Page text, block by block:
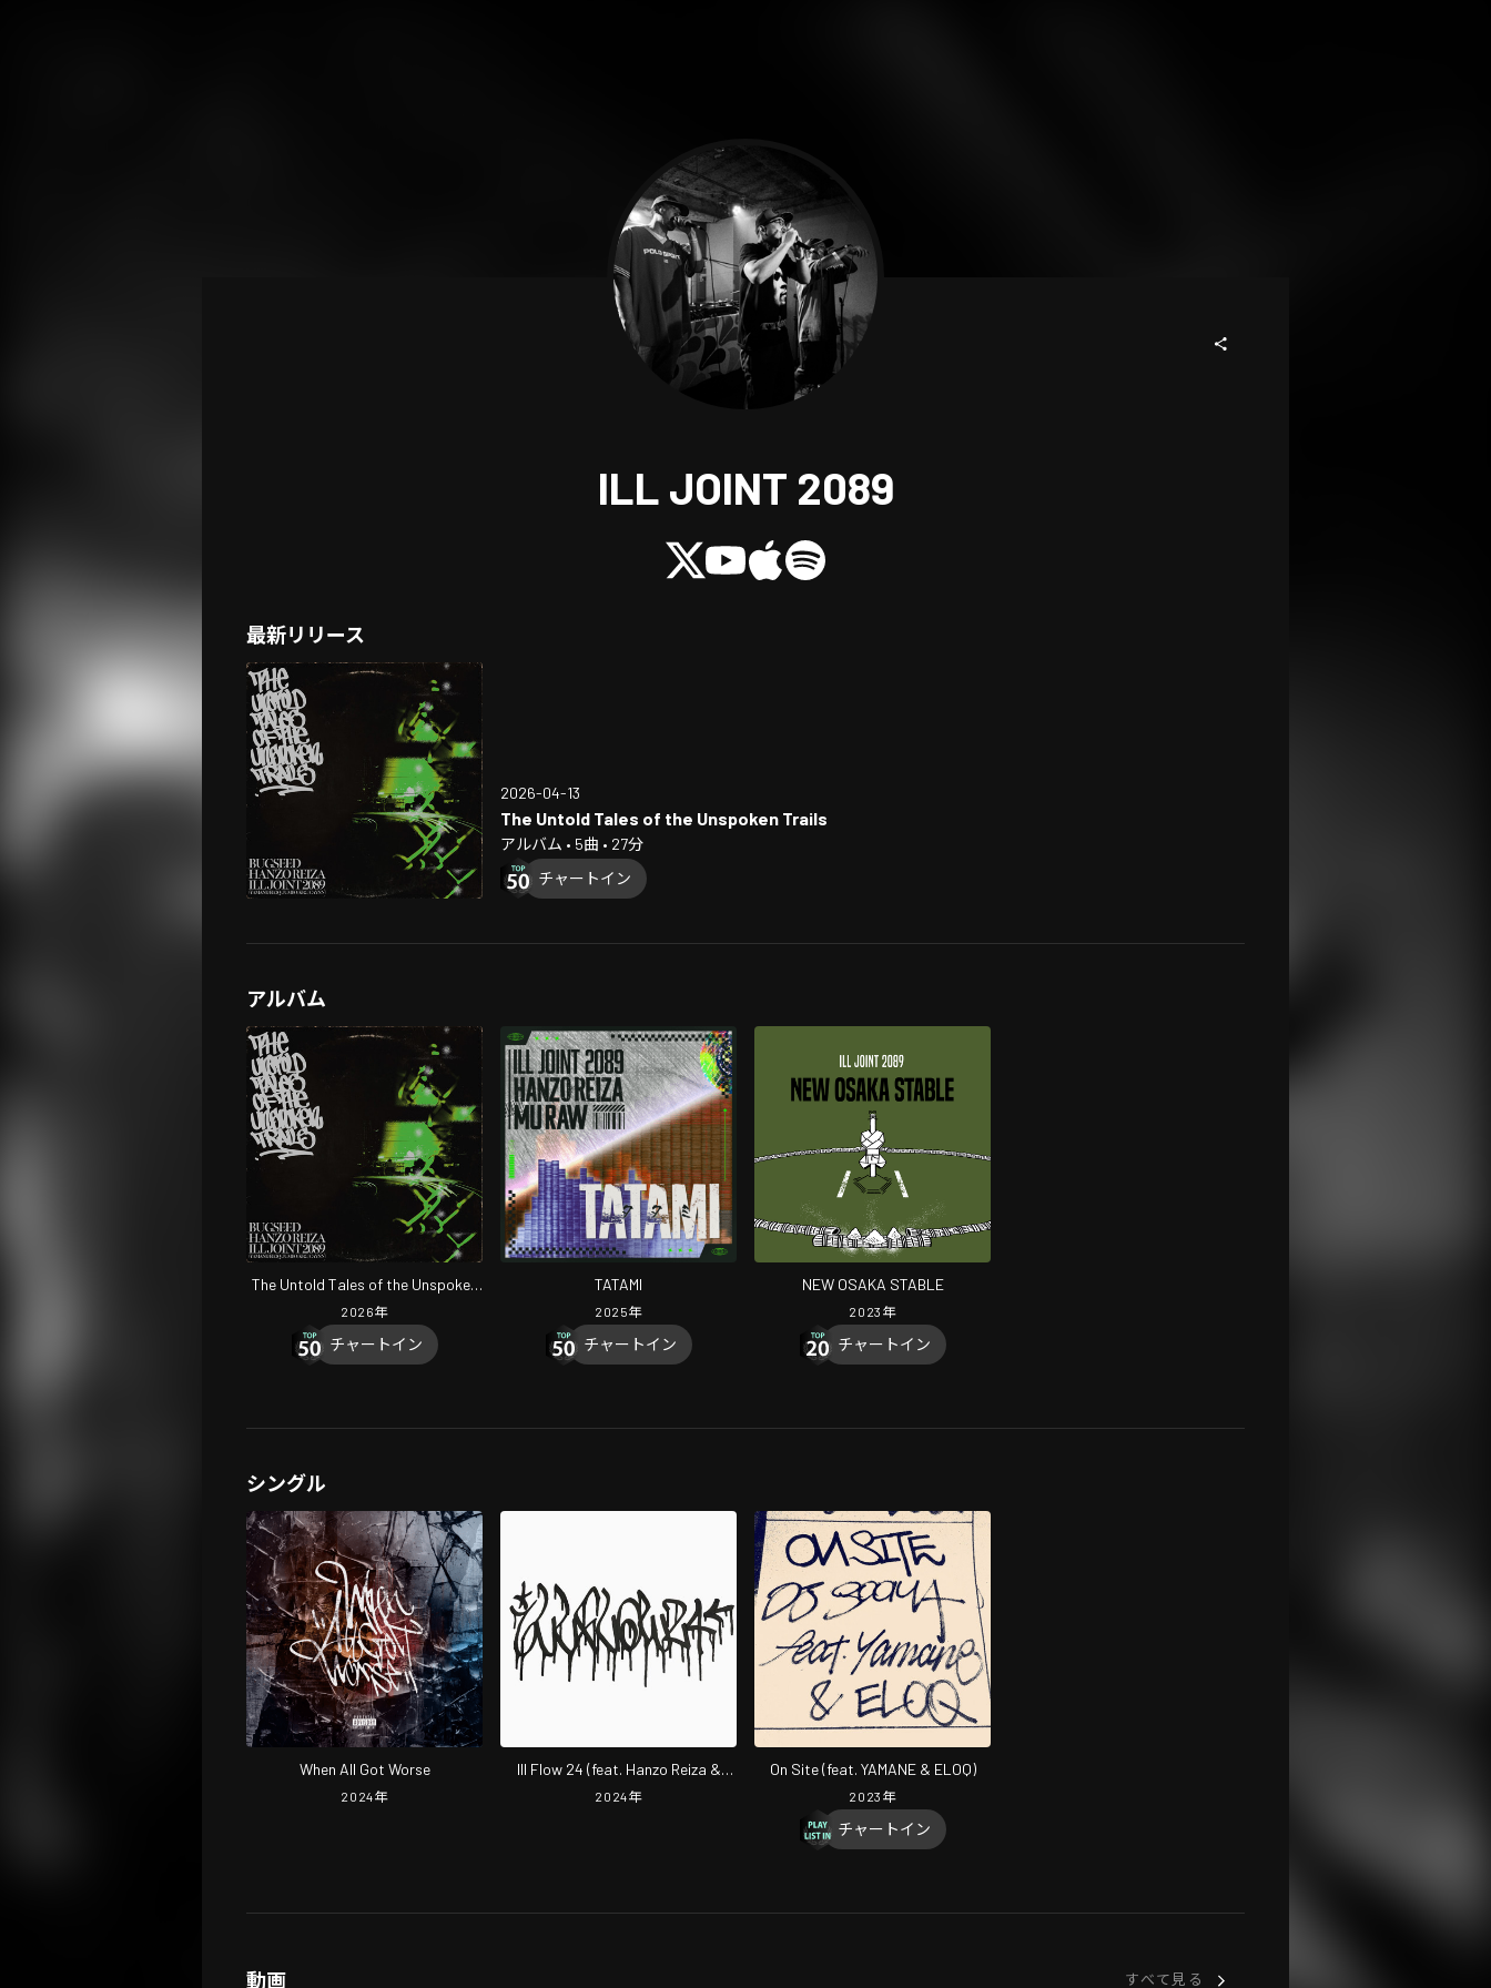
ILL JOINT 2089
最新リリース
2026-04-13
The Untold Tales of the Unspoken Trails
アルバム • 5曲 • 27分
チャートイン
アルバム
The Untold Tales of the Unspoken
Trails
2026年
チャートイン
TATAMI
2025年
チャートイン
NEW OSAKA STABLE
2023 年
チャートイン
シングル
When All Got Worse
2024年
Ill Flow 24 (feat. Hanzo Reiza &
Caynn)
2024年
On Site (feat. YAMANE & ELOQ)
2023 年
チャートイン
動画 すべて見る